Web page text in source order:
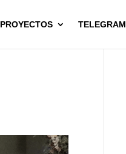
PROYECTOS TELEGRAM